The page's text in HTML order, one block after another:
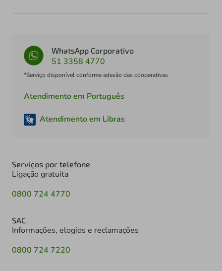
WhatsApp Corporativo
51 3358 4770
*Serviço disponível conforme adesão das cooperativas
Atendimento em Português
Atendimento em Libras
Serviços por telefone
Ligação gratuita
0800 724 4770
SAC
Informações, elogios e reclamações
0800 724 7220